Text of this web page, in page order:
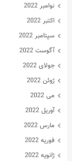
نوامبر 2022
اکتبر 2022
سپتامبر 2022
آگوست 2022
جولای 2022
ژوئن 2022
می 2022
آوریل 2022
مارس 2022
فوریه 2022
ژانویه 2022